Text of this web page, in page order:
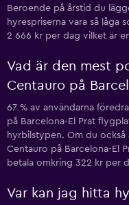
Beroende på årstid du
hyrespriserna vara så låga
2 666 kr per dag vilket är
Vad är den mest
Centauro på
67 % av användarna
på Barcelona-El Prat
hyrbilstypen. Om du också
Centauro på Barcelona-El
betala omkring 322 kr per
Var kan jag hitta